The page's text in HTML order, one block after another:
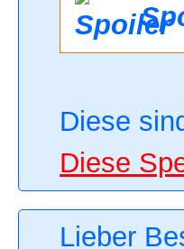
Diese
Diese
Lieber